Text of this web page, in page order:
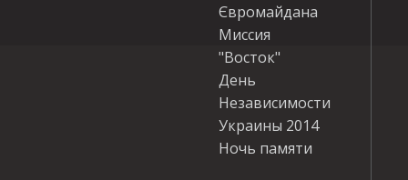
Євромайдана
Миссия
"Восток"
День
Независимости
Украины 2014
Ночь памяти